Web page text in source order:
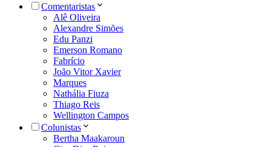
Comentaristas
Alê Oliveira
Alexandre Simões
Edu Panzi
Emerson Romano
Fabrício
João Vitor Xavier
Marques
Nathália Fiuza
Thiago Reis
Wellington Campos
Colunistas
Bertha Maakaroun